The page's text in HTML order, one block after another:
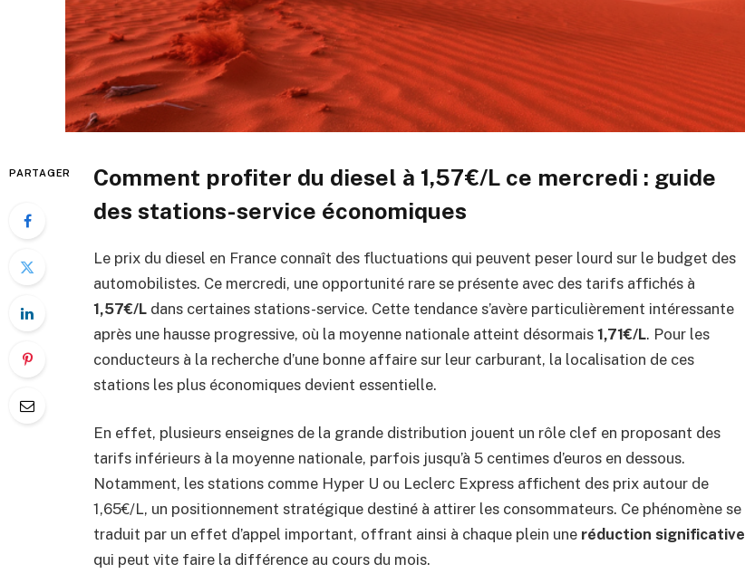
PARTAGER
Comment profiter du diesel à 1,57€/L ce mercredi : guide
des stations-service économiques
Le prix du diesel en France connaît des fluctuations qui peuvent peser lourd sur le budget des
automobilistes. Ce mercredi, une opportunité rare se présente avec des tarifs affichés à
1,57€/L dans certaines stations-service. Cette tendance s’avère particulièrement intéressante
après une hausse progressive, où la moyenne nationale atteint désormais 1,71€/L. Pour les
conducteurs à la recherche d’une bonne affaire sur leur carburant, la localisation de ces
stations les plus économiques devient essentielle.
En effet, plusieurs enseignes de la grande distribution jouent un rôle clef en proposant des
tarifs inférieurs à la moyenne nationale, parfois jusqu’à 5 centimes d’euros en dessous.
Notamment, les stations comme Hyper U ou Leclerc Express affichent des prix autour de
1,65€/L, un positionnement stratégique destiné à attirer les consommateurs. Ce phénomène se
traduit par un effet d’appel important, offrant ainsi à chaque plein une réduction significative
qui peut vite faire la différence au cours du mois.